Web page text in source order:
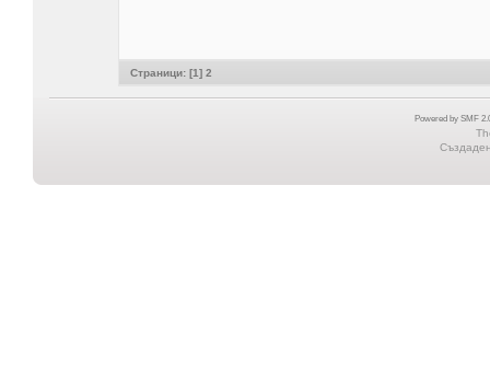
Страници: [1] 2
Powered by SMF